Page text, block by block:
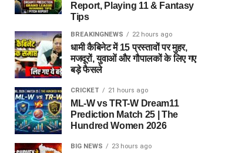
Report, Playing 11 & Fantasy
Tips
BREAKINGNEWS 22 hours ago
धामी कैबिनेट में 15 प्रस्तावों पर मुहर,
मजदूरों, युवाओं और गौपालकों के लिए गए
बड़े फैसले
CRICKET 21 hours ago
ML-W vs TRT-W Dream11
Prediction Match 25 | The
Hundred Women 2026
BIG NEWS 23 hours ago